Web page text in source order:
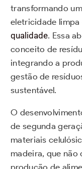
transformando
eletricidade
qualidade. Essa
conceito de
integrando a
gestão de
sustentável.
O
de segunda
materiais
madeira, que não
produção de